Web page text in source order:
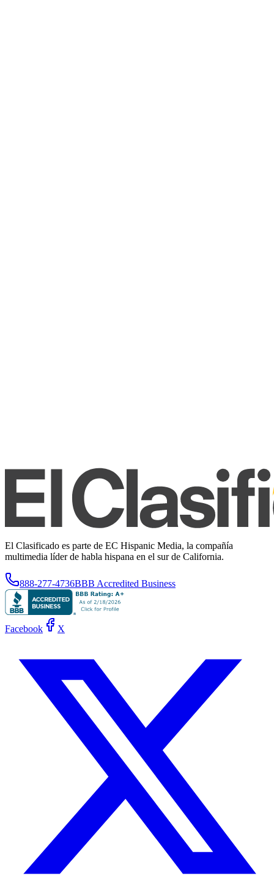
El Clasificado es parte de EC Hispanic Media, la compañía
multimedia líder de habla hispana en el sur de California.
888-277-4736BBB Accredited Business
Facebook X